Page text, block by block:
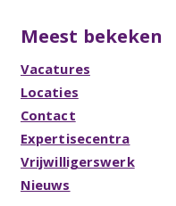
Meest bekeken
Vacatures
Locaties
Contact
Expertisecentra
Vrijwilligerswerk
Nieuws